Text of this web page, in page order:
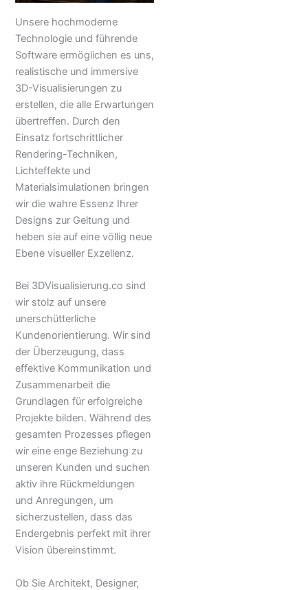
Unsere hochmoderne
Technologie und führende
Software ermöglichen es uns,
realistische und immersive
3D-Visualisierungen zu
erstellen, die alle Erwartungen
übertreffen. Durch den
Einsatz fortschrittlicher
Rendering-Techniken,
Lichteffekte und
Materialsimulationen bringen
wir die wahre Essenz Ihrer
Designs zur Geltung und
heben sie auf eine völlig neue
Ebene visueller Exzellenz.
Bei 3DVisualisierung.co sind
wir stolz auf unsere
unerschütterliche
Kundenorientierung. Wir sind
der Überzeugung, dass
effektive Kommunikation und
Zusammenarbeit die
Grundlagen für erfolgreiche
Projekte bilden. Während des
gesamten Prozesses pflegen
wir eine enge Beziehung zu
unseren Kunden und suchen
aktiv ihre Rückmeldungen
und Anregungen, um
sicherzustellen, dass das
Endergebnis perfekt mit ihrer
Vision übereinstimmt.
Ob Sie Architekt, Designer,